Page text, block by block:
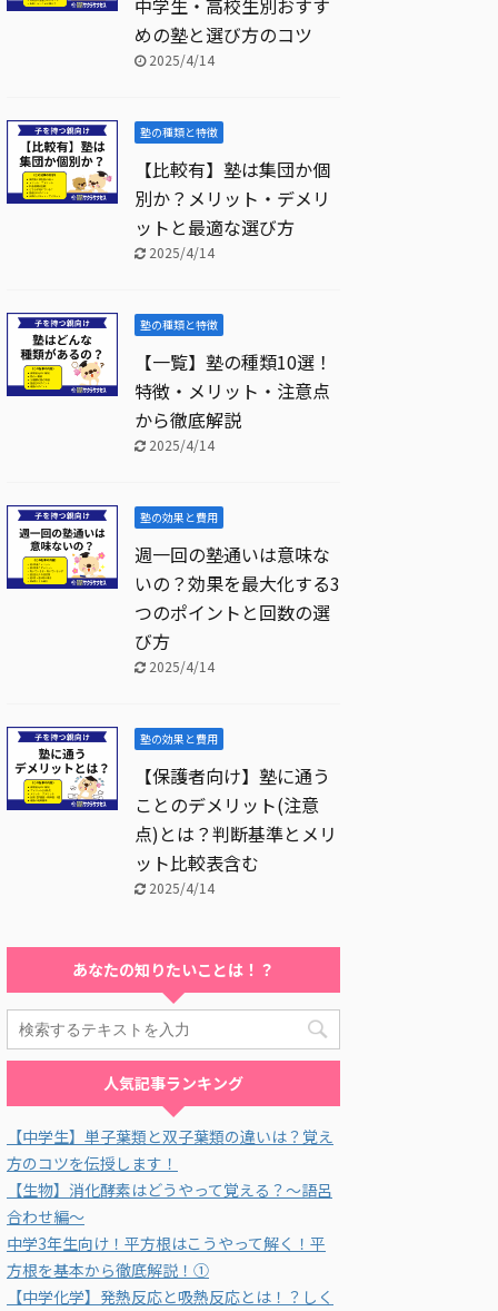
中学生・高校生別おすす
めの塾と選び方のコツ
2025/4/14
塾の種類と特徴
【比較有】塾は集団か個
別か？メリット・デメリ
ットと最適な選び方
2025/4/14
塾の種類と特徴
【一覧】塾の種類10選！
特徴・メリット・注意点
から徹底解説
2025/4/14
塾の効果と費用
週一回の塾通いは意味な
いの？効果を最大化する3
つのポイントと回数の選
び方
2025/4/14
塾の効果と費用
【保護者向け】塾に通う
ことのデメリット(注意
点)とは？判断基準とメリ
ット比較表含む
2025/4/14
あなたの知りたいことは！？
人気記事ランキング
【中学生】単子葉類と双子葉類の違いは？覚え
方のコツを伝授します！
【生物】消化酵素はどうやって覚える？～語呂
合わせ編～
中学3年生向け！平方根はこうやって解く！平
方根を基本から徹底解説！①
【中学化学】発熱反応と吸熱反応とは！？しく